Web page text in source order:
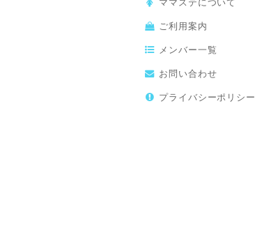
ママステについて
ご利用案内
メンバー一覧
お問い合わせ
プライバシーポリシー